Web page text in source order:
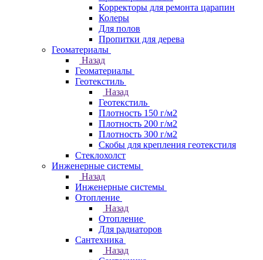
Корректоры для ремонта царапин
Колеры
Для полов
Пропитки для дерева
Геоматериалы
Назад
Геоматериалы
Геотекстиль
Назад
Геотекстиль
Плотность 150 г/м2
Плотность 200 г/м2
Плотность 300 г/м2
Скобы для крепления геотекстиля
Стеклохолст
Инженерные системы
Назад
Инженерные системы
Отопление
Назад
Отопление
Для радиаторов
Сантехника
Назад